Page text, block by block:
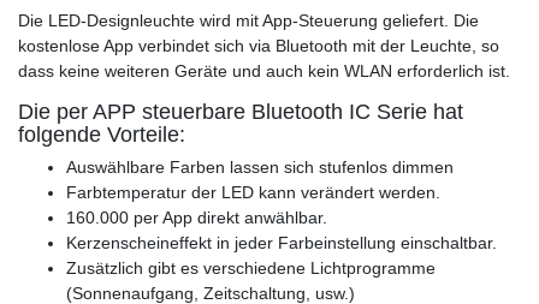
Die LED-Designleuchte wird mit App-Steuerung geliefert. Die
kostenlose App verbindet sich via Bluetooth mit der Leuchte, so
dass keine weiteren Geräte und auch kein WLAN erforderlich ist.
Die per APP steuerbare Bluetooth IC Serie hat
folgende Vorteile:
Auswählbare Farben lassen sich stufenlos dimmen
Farbtemperatur der LED kann verändert werden.
160.000 per App direkt anwählbar.
Kerzenscheineffekt in jeder Farbeinstellung einschaltbar.
Zusätzlich gibt es verschiedene Lichtprogramme
(Sonnenaufgang, Zeitschaltung, usw.)